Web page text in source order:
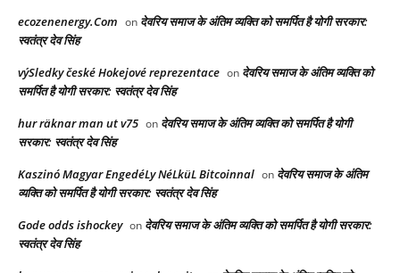
ecozenenergy.Com on देवरिय समाज के अंतिम व्यक्ति को समर्पित है योगी सरकार:
स्वतंत्र देव सिंह
výSledky české Hokejové reprezentace on देवरिय समाज के अंतिम व्यक्ति को
समर्पित है योगी सरकार: स्वतंत्र देव सिंह
hur räknar man ut v75 on देवरिय समाज के अंतिम व्यक्ति को समर्पित है योगी
सरकार: स्वतंत्र देव सिंह
Kaszinó Magyar EngedéLy NéLküL Bitcoinnal on देवरिय समाज के अंतिम
व्यक्ति को समर्पित है योगी सरकार: स्वतंत्र देव सिंह
Gode odds ishockey on देवरिय समाज के अंतिम व्यक्ति को समर्पित है योगी सरकार:
स्वतंत्र देव सिंह